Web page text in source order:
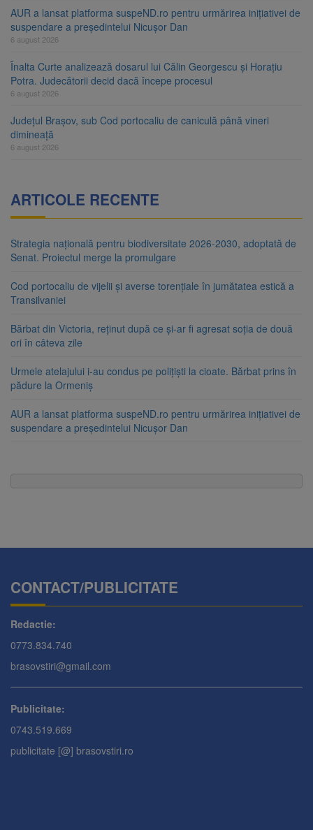
AUR a lansat platforma suspeND.ro pentru urmărirea inițiativei de
suspendare a președintelui Nicușor Dan
6 august 2026
Înalta Curte analizează dosarul lui Călin Georgescu și Horațiu
Potra. Judecătorii decid dacă începe procesul
6 august 2026
Județul Brașov, sub Cod portocaliu de caniculă până vineri
dimineață
6 august 2026
ARTICOLE RECENTE
Strategia națională pentru biodiversitate 2026-2030, adoptată de
Senat. Proiectul merge la promulgare
Cod portocaliu de vijelii și averse torențiale în jumătatea estică a
Transilvaniei
Bărbat din Victoria, reținut după ce și-ar fi agresat soția de două
ori în câteva zile
Urmele atelajului i-au condus pe polițiști la cioate. Bărbat prins în
pădure la Ormeniș
AUR a lansat platforma suspeND.ro pentru urmărirea inițiativei de
suspendare a președintelui Nicușor Dan
CONTACT/PUBLICITATE
Redactie:
0773.834.740
brasovstiri@gmail.com
Publicitate:
0743.519.669
publicitate [@] brasovstiri.ro